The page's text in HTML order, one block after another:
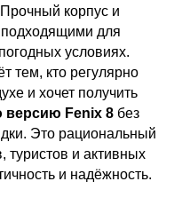
корпус и
для
условиях.
тем, кто регулярно
и хочет получить
версию Fenix 8без
Это рациональный
туристов и активных
и надёжность.